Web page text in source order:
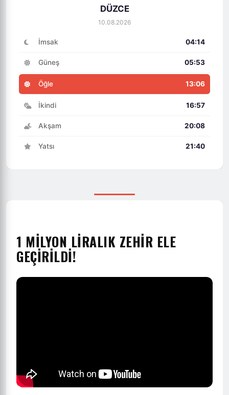
DÜZCE
10.08.2026
İmsak 04:14
Güneş 05:53
Öğle 13:06
İkindi 16:57
Akşam 20:08
Yatsı 21:40
1 MİLYON LİRALIK ZEHİR ELE
GEÇİRİLDİ!